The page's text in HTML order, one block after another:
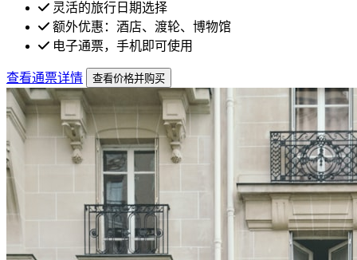
灵活的旅行日期选择
额外优惠：酒店、渡轮、博物馆
电子通票，手机即可使用
查看通票详情 查看价格并购买